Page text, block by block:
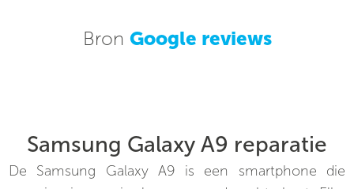
Bron Google reviews
Samsung Galaxy A9 reparatie
De Samsung Galaxy A9 is een smartphone die